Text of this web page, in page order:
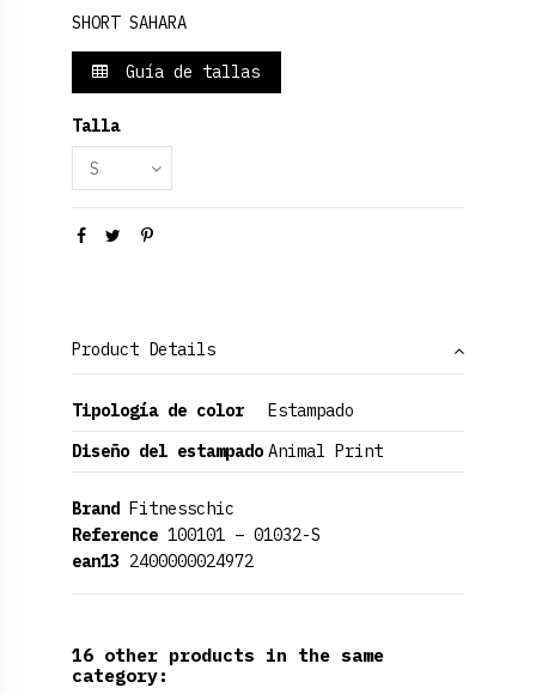
SHORT SAHARA
Guía de tallas
Talla
Product Details
Tipología de color
Estampado
Diseño del estampado Animal Print
Brand Fitnesschic
Reference 100101 – 01032-S
ean13 2400000024972
16 other products in the same
category: